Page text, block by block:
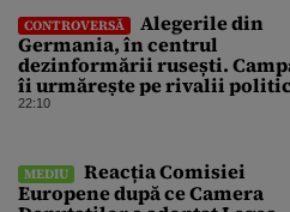
CONTROVERSĂ
Alegerile din
Germania, în centrul
dezinformării rusești.
îi urmărește pe rivalii
partidului de extremă dreapta
22:10
MEDIU
Reacția Comisiei
Europene după ce Camera